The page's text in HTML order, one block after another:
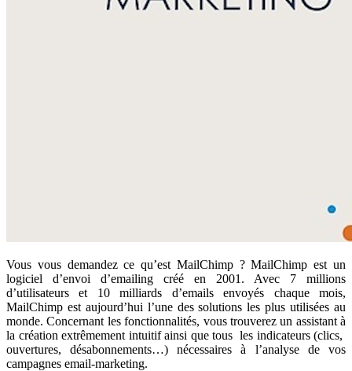
Vous vous demandez ce qu’est MailChimp ? MailChimp est un
logiciel d’envoi d’emailing créé en 2001. Avec 7 millions
d’utilisateurs et 10 milliards d’emails envoyés chaque mois,
MailChimp est aujourd’hui l’une des solutions les plus utilisées au
monde. Concernant les fonctionnalités, vous trouverez un assistant à
la création extrêmement intuitif ainsi que tous les indicateurs (clics,
ouvertures, désabonnements…) nécessaires à l’analyse de vos
campagnes email-marketing.